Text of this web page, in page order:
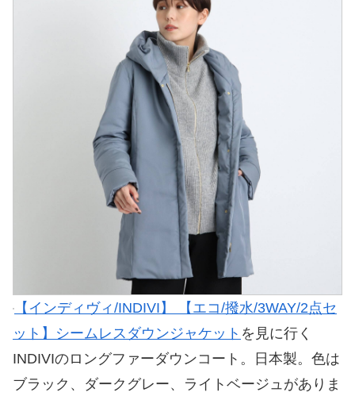
【インディヴィ/INDIVI】 【エコ/撥水/3WAY/2点セ
ット】シームレスダウンジャケット を見に行く
INDIVIのロングファーダウンコート。日本製。色は
ブラック、ダークグレー、ライトベージュがありま